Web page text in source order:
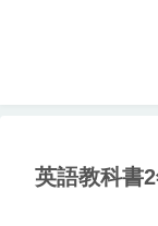
英語教科書